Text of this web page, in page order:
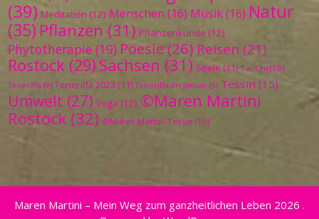
(39) Meditation (12) Menschen (16) Musik(16) Natur
(35) Pflanzen (31) Pflanzenkunde (12)
Phytotherapie (19) Poesie (26) Reisen (21)
Rostock (29) Sachsen (31) Seele (11) Tai Chi (10)
Teneriffa (9) Teneriffa 2023 (11) Teneriffa im Januar (9) Tessin (15)
Umwelt (27) Yoga (12) ©Maren Martini
Rostock (32) ©Maren Martini Tessin (10)
Maren Martini – Mein Weg zum ganzheitlichen Leben 2026 .